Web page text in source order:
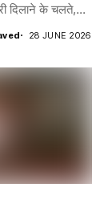
दिलाने के चलते,...
28 JUNE 2026